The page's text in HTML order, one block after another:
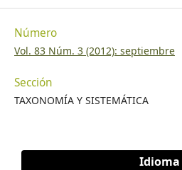
Número
Vol. 83 Núm. 3 (2012): septiembre
Sección
TAXONOMÍA Y SISTEMÁTICA
Idioma